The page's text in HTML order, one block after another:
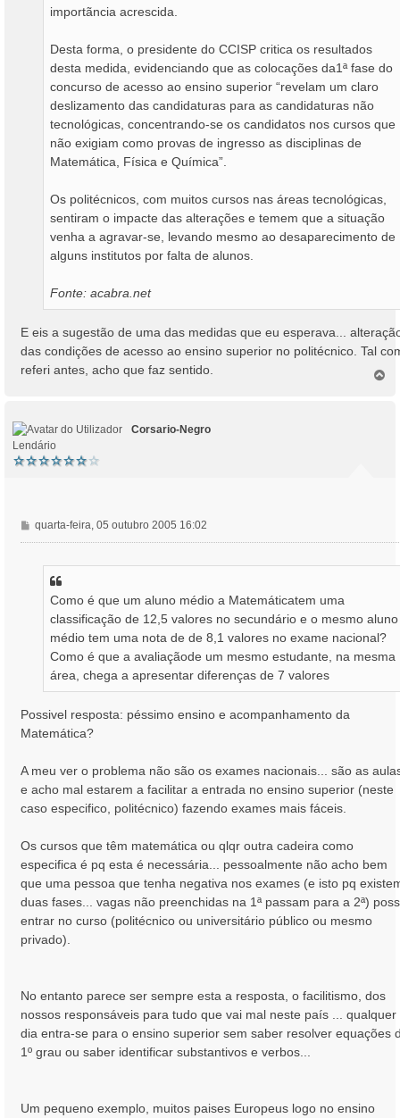
importãncia acrescida.
Desta forma, o presidente do CCISP critica os resultados
desta medida, evidenciando que as colocações da1ª fase do
concurso de acesso ao ensino superior “revelam um claro
deslizamento das candidaturas para as candidaturas não
tecnológicas, concentrando-se os candidatos nos cursos que
não exigiam como provas de ingresso as disciplinas de
Matemática, Física e Química”.
Os politécnicos, com muitos cursos nas áreas tecnológicas,
sentiram o impacte das alterações e temem que a situação
venha a agravar-se, levando mesmo ao desaparecimento de
alguns institutos por falta de alunos.
Fonte: acabra.net
E eis a sugestão de uma das medidas que eu esperava...
das condições de acesso ao ensino superior no politécnico. Tal
referi antes, acho que faz sentido.
Corsario-Negro
Lendário
M
e
quarta-feira, 05 outubro 2005 16:02
Como é que um aluno médio a Matemáticatem uma
classificação de 12,5 valores no secundário e o mesmo aluno
médio tem uma nota de de 8,1 valores no exame nacional?
Como é que a avaliaçãode um mesmo estudante, na mesma
área, chega a apresentar diferenças de 7 valores
Possivel resposta: péssimo ensino e acompanhamento da
Matemática?
A meu ver o problema não são os exames nacionais... são as
e acho mal estarem a facilitar a entrada no ensino superior (neste
caso especifico, politécnico) fazendo exames mais fáceis.
Os cursos que têm matemática ou qlqr outra cadeira como
especifica é pq esta é necessária... pessoalmente não acho bem
que uma pessoa que tenha negativa nos exames (e isto pq
duas fases... vagas não preenchidas na 1ª passam para a 2ª)
entrar no curso (politécnico ou universitário público ou mesmo
privado).
No entanto parece ser sempre esta a resposta, o facilitismo, dos
nossos responsáveis para tudo que vai mal neste país ... qualquer
dia entra-se para o ensino superior sem saber resolver equações
1º grau ou saber identificar substantivos e verbos...
Um pequeno exemplo, muitos paises Europeus logo no ensino